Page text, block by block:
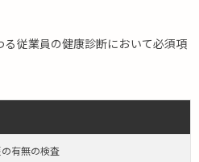
る従業員の健康診断において必須項
有無の検査